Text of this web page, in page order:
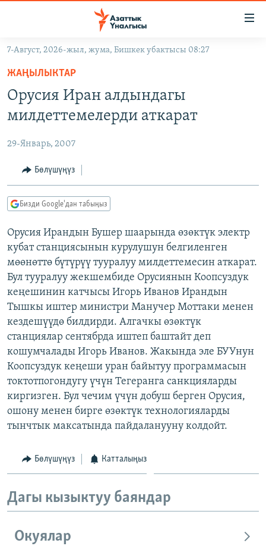
Навигацияга
өтүңүз
Издөөгө
салыңызКЫРГЫЗСТАН
ЭКОНОМИКА
МАДАНИЯТ
ДҮЙНӨ
БОРБОР АЗИЯ
АТАЙЫН ИЛИКТӨӨ
ТВ ПРОГРАММАЛАР
ЭКСПЕРТТЕР ТАЛДАЙТ
БИЗ ЖАНА ДҮЙНӨ
ЭЖЕ-СИҢДИЛЕР
АЗАТТЫК+
ЫҢГАЙСЫЗ СУРООЛОР
ӨЗГӨЧӨ ПИКИР
Русский
ОНЛАЙН ШЕРИНЕ
ЭЕ/АРнун бардык сайттары
7-Август, 2026-жыл, жума, Бишкек убактысы 08:27
ЖАҢЫЛЫКТАР
Орусия Иран алдындагы
милдеттемелерди аткарат
29-Январь, 2007
Бөлүшүңүз
Бизди Google'дан табыңыз
Орусия Ирандын Бушер шаарында өзөктүк электр
кубат станциясынын курулушун белгиленген
мөөнөттө бүтүрүү тууралуу милдеттемесин аткарат.
Бул тууралуу жекшембиде Орусиянын Коопсуздук
кеңешинин катчысы Игорь Иванов Ирандын
Тышкы иштер министри Манучер Моттаки менен
кездешүүдө билдирди. Алгачкы өзөктүк
станциялар сентябрда иштеп баштайт деп
кошумчалады Игорь Иванов. Жакында эле БУУнун
Коопсуздук кеңеши уран байытуу программасын
токтотпогондугу үчүн Тегеранга санкцияларды
киргизген. Бул чечим үчүн добуш берген Орусия,
ошону менен бирге өзөктүк технологияларды
тынчтык максатында пайдаланууну колдойт.
Бөлүшүңүз Катталыңыз
Дагы кызыктуу баяндар
Окуялар